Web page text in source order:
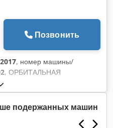
Позвонить
2017, номер машины/
, ОРБИТАЛЬНАЯ
МОД. LOR 150 -
номер: 17002
обрабатываемый
- Год выпуска: 2017
подержанных машин